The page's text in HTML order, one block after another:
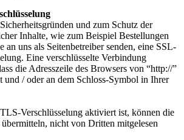
und zum Schutz der
Inhalte, wie zum Beispiel Bestellungen
an uns als Seitenbetreiber senden, eine SSL-
Eine verschlüsselte Verbindung
die Adresszeile des Browsers von “http://”
und / oder an dem Schloss-Symbol in Ihrer
Verschlüsselung aktiviert ist, können die
nicht von Dritten mitgelesen